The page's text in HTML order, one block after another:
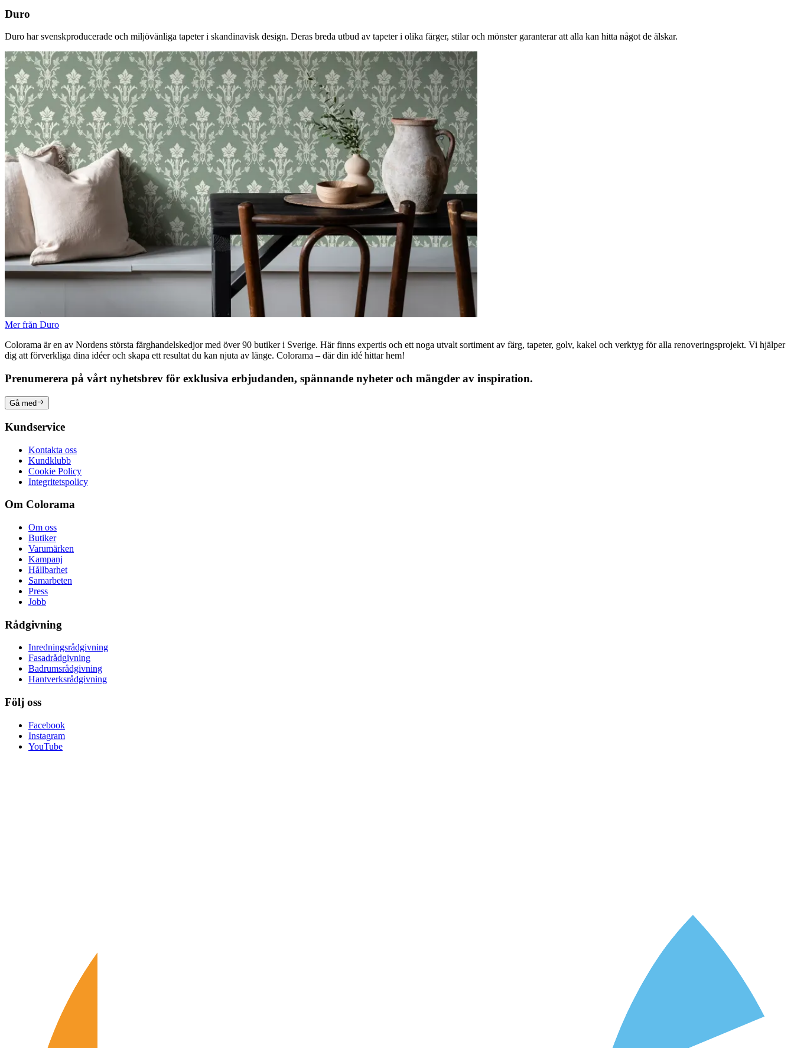
Duro
Duro har svenskproducerade och miljövänliga tapeter i skandinavisk design. Deras breda utbud av tapeter i olika färger, stilar och mönster garanterar att alla kan hitta något de älskar.
Mer från Duro
Colorama är en av Nordens största färghandelskedjor med över 90 butiker i Sverige. Här finns expertis och ett noga utvalt sortiment av färg, tapeter, golv, kakel och verktyg för alla renoveringsprojekt. Vi hjälper
dig att förverkliga dina idéer och skapa ett resultat du kan njuta av länge. Colorama – där din idé hittar hem!
Prenumerera på vårt nyhetsbrev för exklusiva erbjudanden, spännande nyheter och mängder av inspiration.
Gå med
Kundservice
Kontakta oss
Kundklubb
Cookie Policy
Integritetspolicy
Om Colorama
Om oss
Butiker
Varumärken
Kampanj
Hållbarhet
Samarbeten
Press
Jobb
Rådgivning
Inredningsrådgivning
Fasadrådgivning
Badrumsrådgivning
Hantverksrådgivning
Följ oss
Facebook
Instagram
YouTube